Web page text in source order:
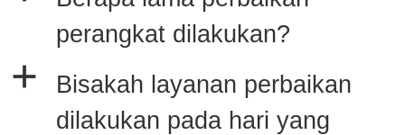
perangkat dilakukan?
a
Bisakah layanan perbaikan
dilakukan pada hari yang